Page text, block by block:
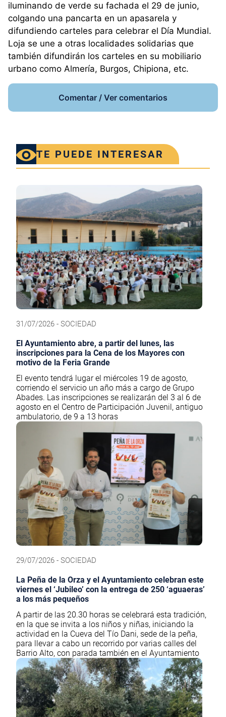
iluminando de verde su fachada el 29 de junio,
colgando una pancarta en un apasarela y
difundiendo carteles para celebrar el Día Mundial.
Loja se une a otras localidades solidarias que
también difundirán los carteles en su mobiliario
urbano como Almería, Burgos, Chipiona, etc.
Comentar / Ver comentarios
TE PUEDE INTERESAR
31/07/2026 - SOCIEDAD
El Ayuntamiento abre, a partir del lunes, las
inscripciones para la Cena de los Mayores con
motivo de la Feria Grande
El evento tendrá lugar el miércoles 19 de agosto,
corriendo el servicio un año más a cargo de Grupo
Abades. Las inscripciones se realizarán del 3 al 6 de
agosto en el Centro de Participación Juvenil, antiguo
ambulatorio, de 9 a 13 horas
29/07/2026 - SOCIEDAD
La Peña de la Orza y el Ayuntamiento celebran este
viernes el ‘Jubileo’ con la entrega de 250 ‘aguaeras’
a los más pequeños
A partir de las 20.30 horas se celebrará esta tradición,
en la que se invita a los niños y niñas, iniciando la
actividad en la Cueva del Tío Dani, sede de la peña,
para llevar a cabo un recorrido por varias calles del
Barrio Alto, con parada también en el Ayuntamiento